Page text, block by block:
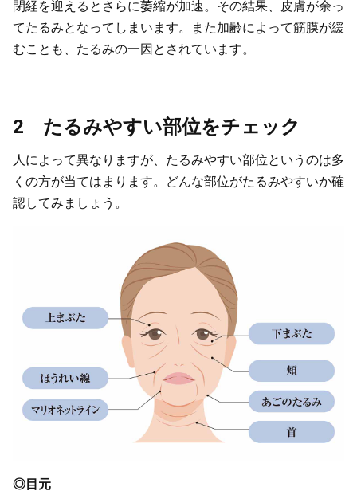
閉経を迎えるとさらに萎縮が加速。その結果、皮膚が余っ
てたるみとなってしまいます。また加齢によって筋膜が緩
むことも、たるみの一因とされています。
2 たるみやすい部位をチェック
人によって異なりますが、たるみやすい部位というのは多
くの方が当てはまります。どんな部位がたるみやすいか確
認してみましょう。
◎目元